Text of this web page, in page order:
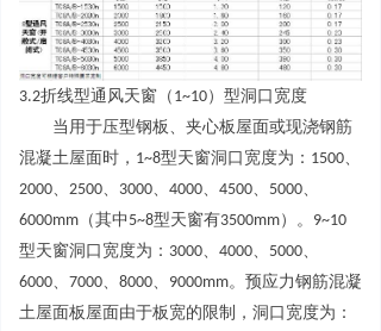
3.2折线型通风天窗 （ 1~10）型洞口宽度
当用于压型钢板、夹心板屋面或现浇钢筋
混凝土屋面时 ， 1~8型天窗洞口宽度为 ： 1500、
2000、 2500、 3000、 4000、 4500、 5000、
6000mm （其中 5~8型天窗有3500mm） 。 9~10
型天窗洞口宽度为 ： 3000、 4000、 5000、
6000、 7000、 8000、 9000mm。预应力钢筋混凝
土屋面板屋面由于板宽的限制，洞口宽度为 ：